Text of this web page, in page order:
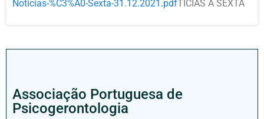
Noticias-%C3%A0-Sexta-31.12.2021.pdfTÍCIAS À SEXTA
Associação Portuguesa de
Psicogerontologia